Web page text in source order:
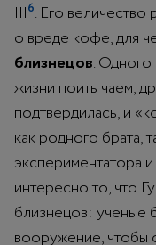
III6. Его
о вреде кофе, для
близнецов. Одного
жизни поить чаем,
подтвердилась, и
как родного брата,
экспериментатора
интересно то, что
близнецов: ученые
вооружение, чтобы